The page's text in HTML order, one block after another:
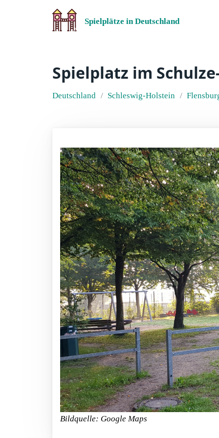
Spielplätze in Deutschland
Spielplatz im
Deutschland Schleswig-Holstein
Bildquelle: Google Maps